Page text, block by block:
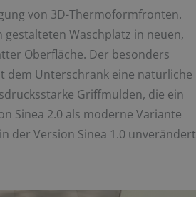
von 3D-Thermoformfronten.
Waschplatz in neuen,
Oberfläche. Der besonders
dem Unterschrank eine natürliche
Griffmulden, die ein
Sinea 2.0 als moderne Variante
der Version Sinea 1.0 unverändert